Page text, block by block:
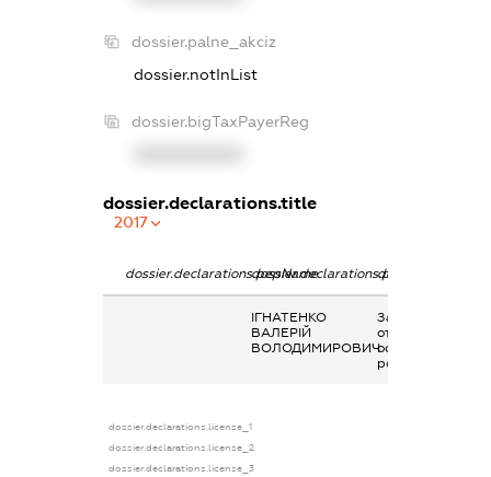
dossier.palne_akciz
dossier.notInList
dossier.bigTaxPayerReg
dossier.declarations.title
2017
dossier.declarations.pepNamedossier.declarations.personName
ІГНАТЕНКО
ВАЛЕРІЙ
ВОЛОДИМИРОВИЧ
Заробітна плата
отримана за
основним місцем
роботи
dossier.declarations.license_1
dossier.declarations.license_2
dossier.declarations.license_3